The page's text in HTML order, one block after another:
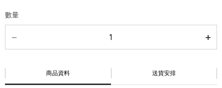
數量
商品資料 送貨安排